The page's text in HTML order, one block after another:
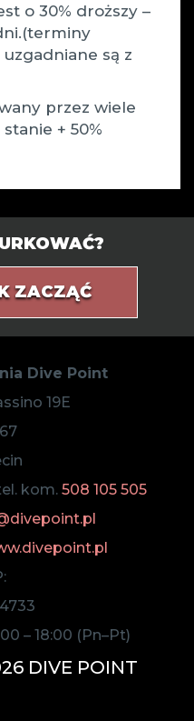
o 30% droższy –
są z
przez wiele
+ 50%
ZACZĄĆ
Dive Point
19E
kom. 508 105 505
– 18:00 (Pn–Pt)
DIVE POINT